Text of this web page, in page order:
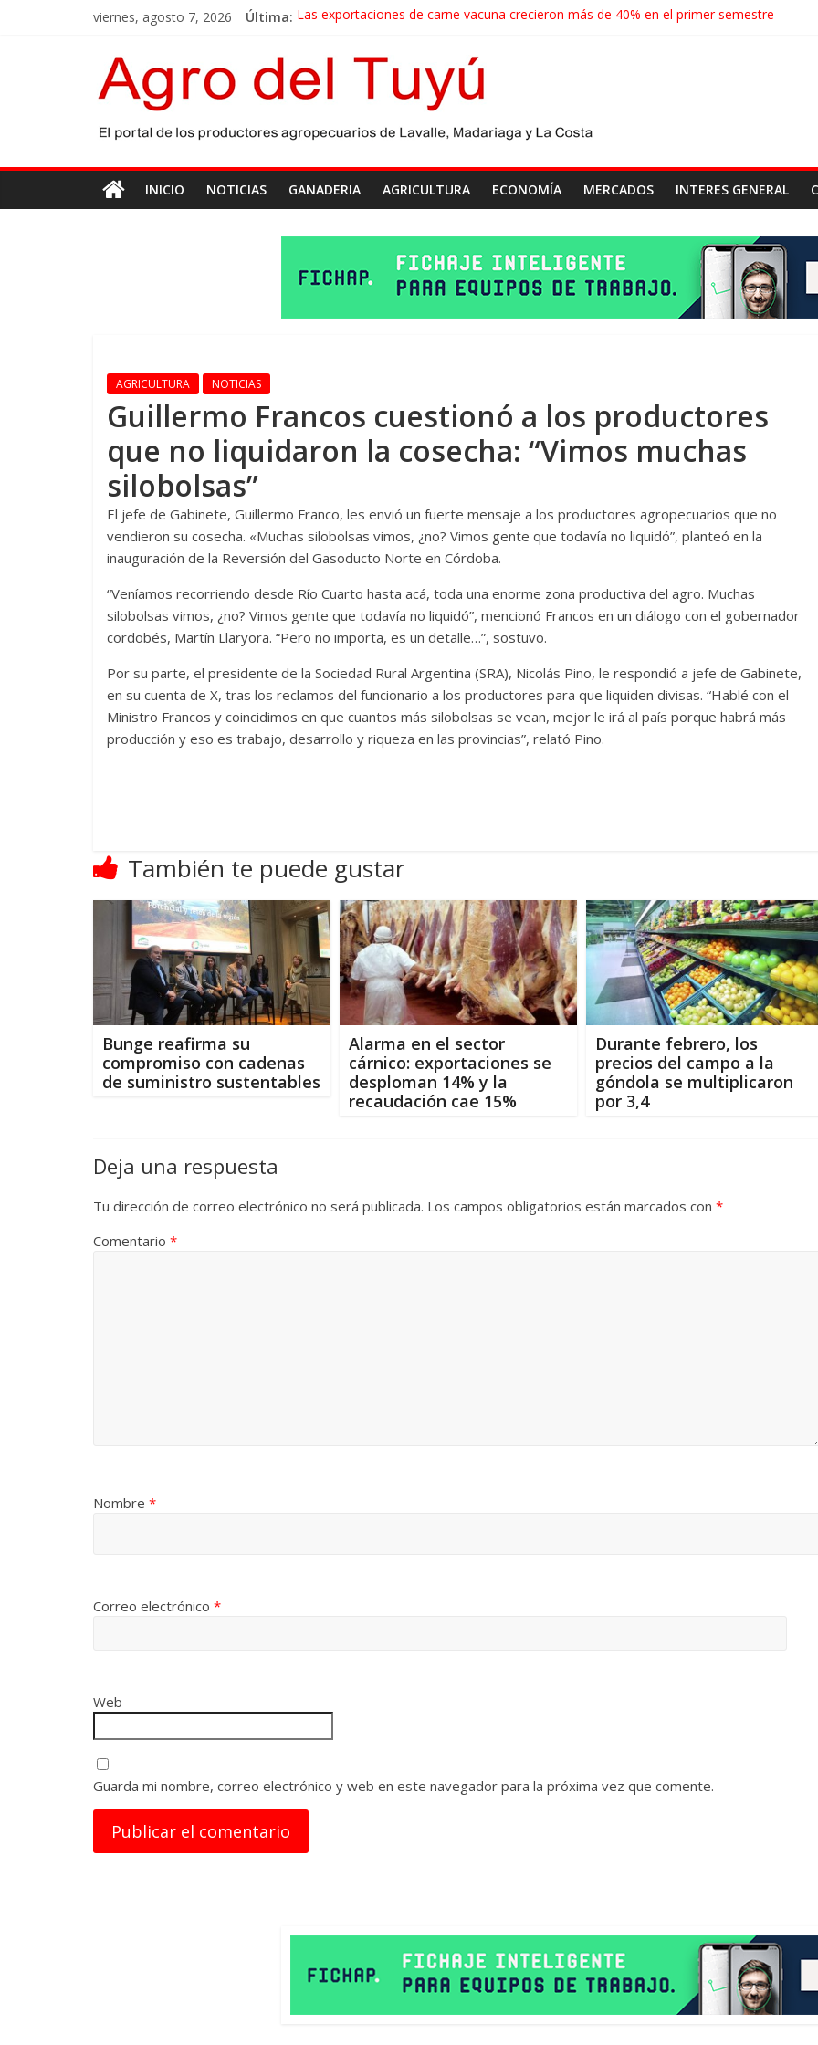
viernes, agosto 7, 2026 Última: Las exportaciones de carne vacuna crecieron más de 40% en el primer semestre
El gobierno bonaerense realizará un censo para actualizar el mapa de la producción
Las exportaciones agroindustriales anotaron un récord histórico en el primer semestre
Maíz: estiman una cosecha récord de 71,5 millones de toneladas
INICIO NOTICIAS GANADERIA AGRICULTURA ECONOMÍA MERCADOS INTERES GENERAL
AGRICULTURA NOTICIAS
Guillermo Francos cuestionó a los productores
que no liquidaron la cosecha: “Vimos muchas
silobolsas”
El jefe de Gabinete, Guillermo Franco, les envió un fuerte mensaje a los productores agropecuarios que no
vendieron su cosecha. «Muchas silobolsas vimos, ¿no? Vimos gente que todavía no liquidó”, planteó en la
inauguración de la Reversión del Gasoducto Norte en Córdoba.
“Veníamos recorriendo desde Río Cuarto hasta acá, toda una enorme zona productiva del agro. Muchas
silobolsas vimos, ¿no? Vimos gente que todavía no liquidó”, mencionó Francos en un diálogo con el gobernador
cordobés, Martín Llaryora. “Pero no importa, es un detalle…”, sostuvo.
Por su parte, el presidente de la Sociedad Rural Argentina (SRA), Nicolás Pino, le respondió a jefe de Gabinete,
en su cuenta de X, tras los reclamos del funcionario a los productores para que liquiden divisas. “Hablé con el
Ministro Francos y coincidimos en que cuantos más silobolsas se vean, mejor le irá al país porque habrá más
producción y eso es trabajo, desarrollo y riqueza en las provincias”, relató Pino.
También te puede gustar
Bunge reafirma su
compromiso con cadenas
de suministro sustentables
Alarma en el sector
cárnico: exportaciones se
desploman 14% y la
recaudación cae 15%
Durante febrero, los
precios del campo a la
góndola se multiplicaron
por 3,4
Deja una respuesta
Tu dirección de correo electrónico no será publicada. Los campos obligatorios están marcados con *
Comentario *
Nombre *
Correo electrónico *
Web
Guarda mi nombre, correo electrónico y web en este navegador para la próxima vez que comente.